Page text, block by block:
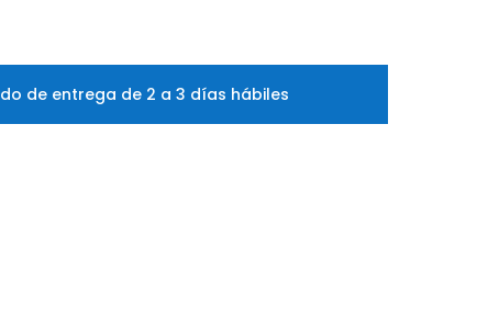
de entrega de 2 a 3 días hábiles